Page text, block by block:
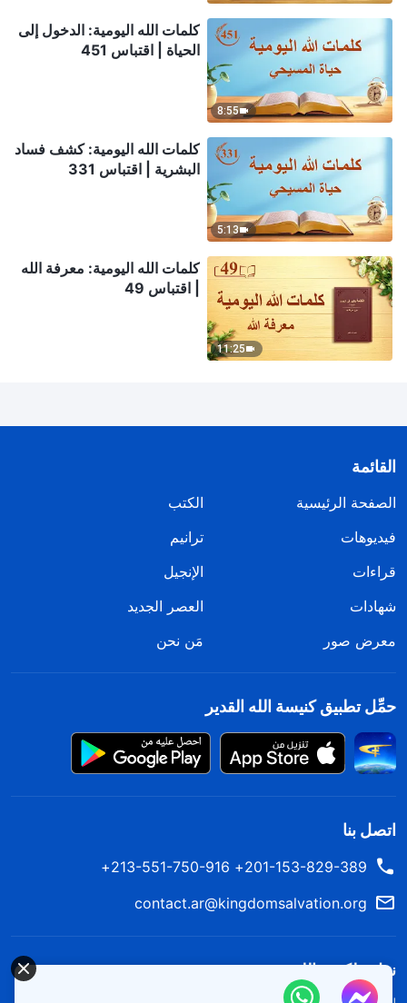
8:55
كلمات الله اليومية: الدخول إلى
الحياة | اقتباس 451
5:13
كلمات الله اليومية: كشف فساد
البشرية | اقتباس 331
11:25
كلمات الله اليومية: معرفة الله
| اقتباس 49
القائمة
الصفحة الرئيسية
الكتب
فيديوهات
ترانيم
قراءات
الإنجيل
شهادات
العصر الجديد
معرض صور
مَن نحن
حمِّل تطبيق كنيسة الله القدير
اتصل بنا
201-153-829-389+ 213-551-750-916+
contact.ar@kingdomsalvation.org
نزل ملكوت الله.